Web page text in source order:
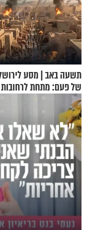
תשעה באב | מסע
של פעם: מתחת לרחובות
ירושלים